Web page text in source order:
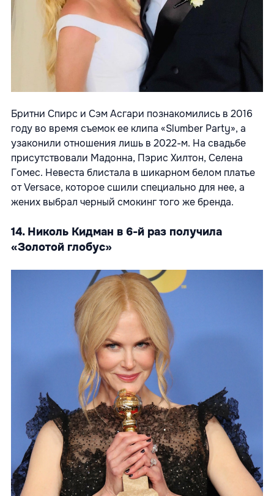
Бритни Спирс и Сэм Асгари познакомились в 2016
году во время съемок ее клипа «Slumber Party», а
узаконили отношения лишь в 2022-м. На свадьбе
присутствовали Мадонна, Пэрис Хилтон, Селена
Гомес. Невеста блистала в шикарном белом платье
от Versace, которое сшили специально для нее, а
жених выбрал черный смокинг того же бренда.
14. Николь Кидман в 6-й раз получила
«Золотой глобус»